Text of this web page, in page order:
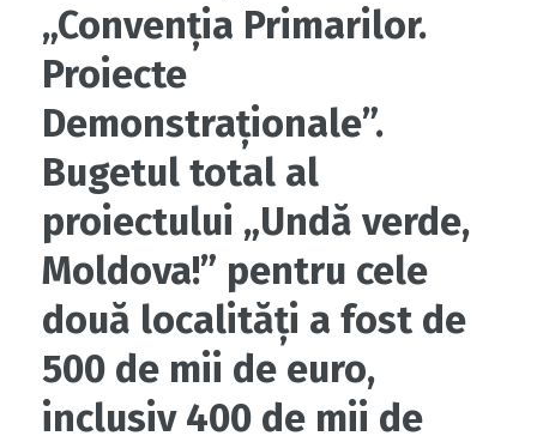
„Convenția Primarilor.
Proiecte
Demonstraționale”.
Bugetul total al
proiectului „Undă verde,
Moldova!” pentru cele
două localități a fost de
500 de mii de euro,
inclusiv 400 de mii de